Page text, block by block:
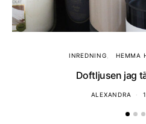
INREDNING HEMMA
Doftljusen jag
ALEXANDRA